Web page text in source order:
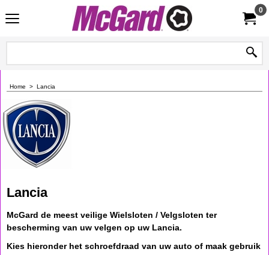
0
Home > Lancia
Lancia
McGard de meest veilige Wielsloten / Velgsloten ter
bescherming van uw velgen op uw Lancia.
Kies hieronder het schroefdraad van uw auto of maak gebruik